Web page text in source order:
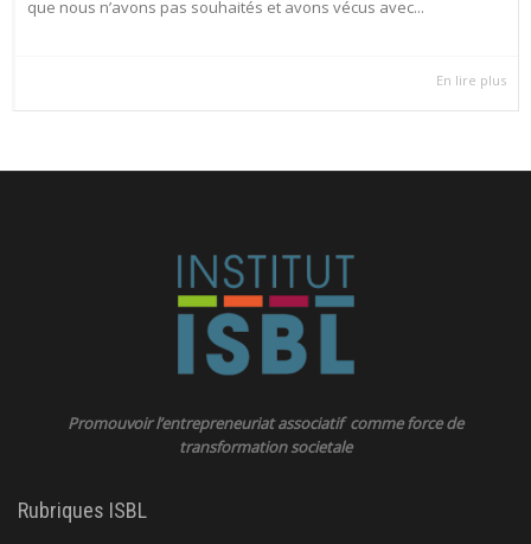
que nous n’avons pas souhaités et avons vécus avec...
En lire plus
Promouvoir l’entrepreneuriat associatif comme force de
transformation societale
Rubriques ISBL